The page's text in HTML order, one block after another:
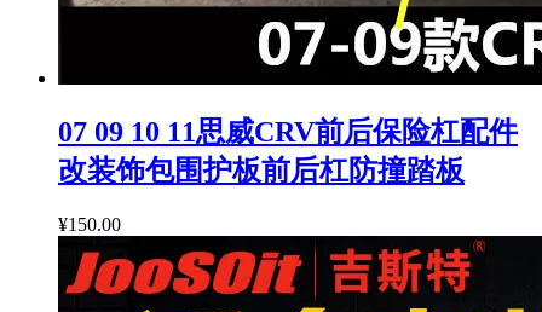
07 09 10 11思威CRV前后保险杠配件
改装饰包围护板前后杠防撞踏板
¥150.00